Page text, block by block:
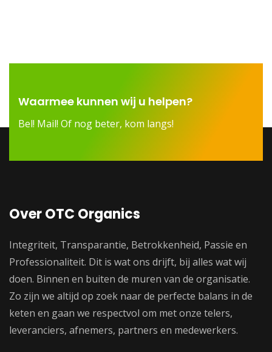
Waarmee kunnen wij u helpen?
Bel! Mail! Of nog beter, kom langs!
Over OTC Organics
Integriteit, Transparantie, Betrokkenheid, Passie en
Professionaliteit. Dit is wat ons drijft, bij alles wat wij
doen. Binnen en buiten de muren van de organisatie.
Zo zijn we altijd op zoek naar de perfecte balans in de
keten en gaan we respectvol om met onze telers,
leveranciers, afnemers, partners en medewerkers.